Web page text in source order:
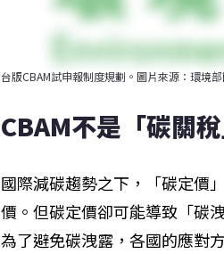
台版CBAM試申報制度規劃。圖片來源：環境
CBAM不是「碳關
國際減碳趨勢之下，「碳定價
價。但碳定價卻可能導致「碳
為了避免碳洩露，各國的應對